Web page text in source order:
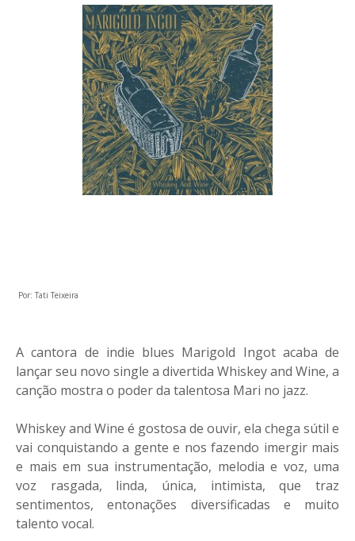
Por: Tati Teixeira
A cantora de indie blues Marigold Ingot acaba de
lançar seu novo single a divertida Whiskey and Wine, a
canção mostra o poder da talentosa Mari no jazz.
Whiskey and Wine é gostosa de ouvir, ela chega sútil e
vai conquistando a gente e nos fazendo imergir mais
e mais em sua instrumentação, melodia e voz, uma
voz rasgada, linda, única, intimista, que traz
sentimentos, entonações diversificadas e muito
talento vocal.